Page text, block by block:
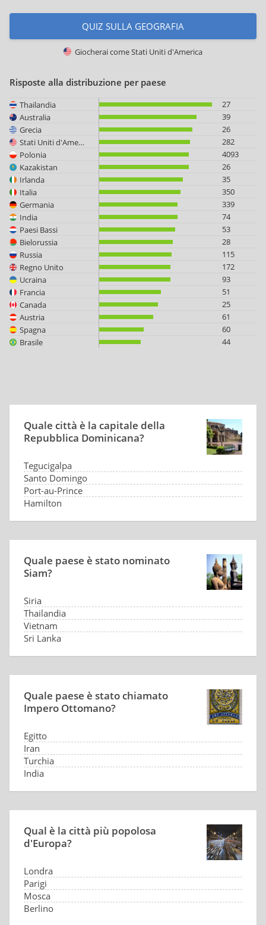
QUIZ SULLA GEOGRAFIA
Giocherai comeStati Uniti d'America
Risposte alla distribuzione per paese
Thailandia
27
Australia
39
Grecia
26
Stati Uniti d'America
282
Polonia
4093
Kazakistan
26
Irlanda
35
Italia
350
Germania
339
India
74
Paesi Bassi
53
Bielorussia
28
Russia
115
Regno Unito
172
Ucraina
93
Francia
51
Canada
25
Austria
61
Spagna
60
Brasile
44
Quale città è la capitale della
Repubblica Dominicana?
Tegucigalpa
Santo Domingo
Port-au-Prince
Hamilton
Quale paese è stato nominato
Siam?
Siria
Thailandia
Vietnam
Sri Lanka
Quale paese è stato chiamato
Impero Ottomano?
Egitto
Iran
Turchia
India
Qual è la città più popolosa
d'Europa?
Londra
Parigi
Mosca
Berlino